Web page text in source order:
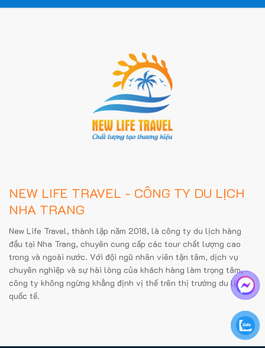
NEW LIFE TRAVEL - CÔNG TY DU LỊCH
NHA TRANG
New Life Travel, thành lập năm 2018, là công ty du lịch hàng
đầu tại Nha Trang, chuyên cung cấp các tour chất lượng cao
trong và ngoài nước. Với đội ngũ nhân viên tận tâm, dịch vụ
chuyên nghiệp và sự hài lòng của khách hàng làm trọng tâm,
công ty không ngừng khẳng định vị thế trên thị trường du lịch
quốc tế.